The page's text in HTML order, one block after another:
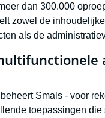
dan 300.000
zowel de
als de
Smals - voor
toepassingen die